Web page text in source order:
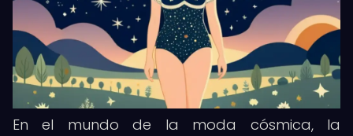
En el mundo de la moda cósmica, la